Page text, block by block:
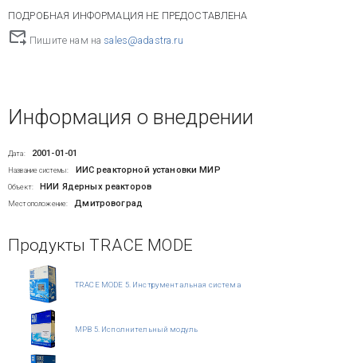
ПОДРОБНАЯ ИНФОРМАЦИЯ НЕ ПРЕДОСТАВЛЕНА
Пишите нам на sales@adastra.ru
Информация о внедрении
Дата: 2001-01-01
Название системы: ИИС реакторной установки МИР
Объект: НИИ Ядерных реакторов
Местоположение: Дмитровоград
Продукты TRACE MODE
TRACE MODE 5. Инструментальная система
МРВ 5. Исполнительный модуль